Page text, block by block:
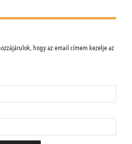
hogy az email címem kezelje az